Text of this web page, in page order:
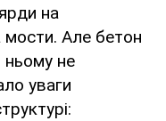
на
мости. Але бетон
не
уваги